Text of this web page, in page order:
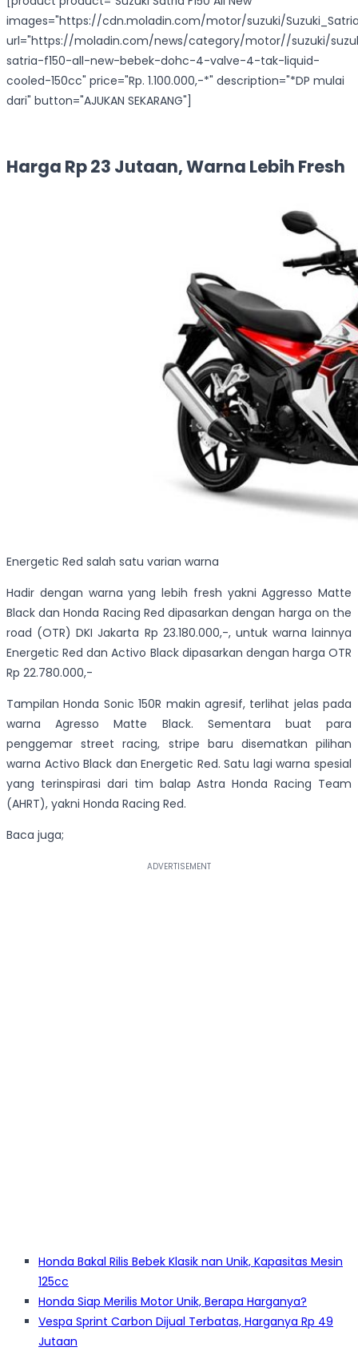
images="https://cdn.moladin.com/motor/suzuki/
url="https://moladin.com/news/category/motor//suzuki/
satria-f150-all-new-bebek-dohc-4-valve-4-tak-liquid-
cooled-150cc" price="Rp. 1.100.000,-*" description="*DP mulai
dari" button="AJUKAN SEKARANG"]
Harga Rp 23 Jutaan, Warna Lebih Fresh
Energetic Red salah satu varian warna
Hadir dengan warna yang lebih fresh yakni Aggresso Matte
Black dan Honda Racing Red dipasarkan dengan harga on the
road (OTR) DKI Jakarta Rp 23.180.000,-, untuk warna lainnya
Energetic Red dan Activo Black dipasarkan dengan harga OTR
Rp 22.780.000,-
Tampilan Honda Sonic 150R makin agresif, terlihat jelas pada
warna Agresso Matte Black. Sementara buat para
penggemar street racing, stripe baru disematkan pilihan
warna Activo Black dan Energetic Red. Satu lagi warna spesial
yang terinspirasi dari tim balap Astra Honda Racing Team
(AHRT), yakni Honda Racing Red.
Baca juga;
Honda Bakal Rilis Bebek Klasik nan Unik, Kapasitas Mesin
125cc
Honda Siap Merilis Motor Unik, Berapa Harganya?
Vespa Sprint Carbon Dijual Terbatas, Harganya Rp 49
Jutaan